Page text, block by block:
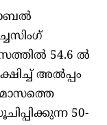
54.6 ല്‍
അല്‍പ്പം
50-